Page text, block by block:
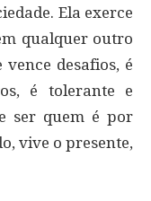
Ela exerce
qualquer outro
desafios, é
é tolerante e
ser quem é por
vive o presente,